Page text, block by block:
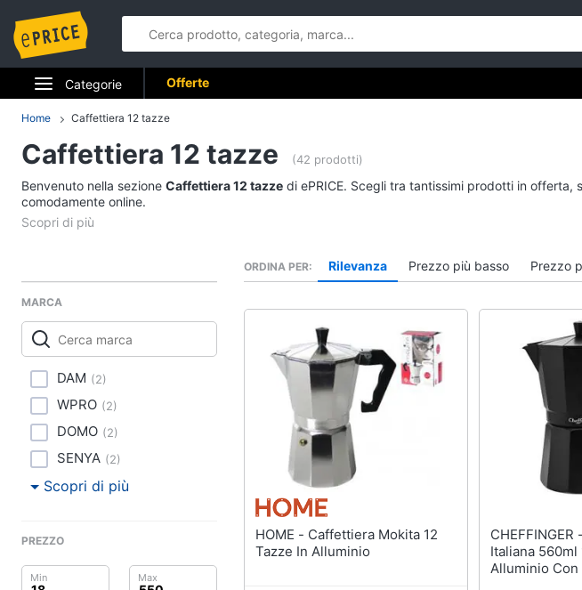
Categorie
Elettrodomestici
Informatica
Telefonia
Smart home
Videogiochi
Audio e musica
Clima
Arredo
Brico e Giardinaggio
Offerte
Home Caffettiera 12 tazze
Caffettiera 12 tazze (42 prodotti)
Benvenuto nella sezione Caffettiera 12 tazze di ePRICE. Scegli tra tantissimi prodotti in
comodamente online.
MARCA
DAM (2)
WPRO (2)
DOMO (2)
SENYA (2)
Scopri di più
PREZZO
ORDINA PER Rilevanza Prezzo più basso Prezzo
HOME - Caffettiera Mokita 12
Tazze In Alluminio
CHEFFINGER - Caffettiera
Italiana 560ml
Alluminio Con